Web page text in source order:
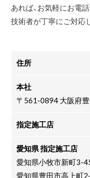
あれば、お気軽にお電
技術者が丁寧にご対応
住所
本社
〒561-0894 大阪府
指定施工店
愛知県 指定施工店
愛知県小牧市新町3-
愛知県豊田市高上町